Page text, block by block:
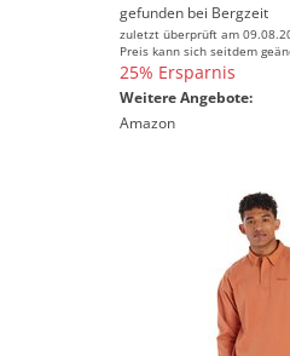
gefunden bei Bergzeit
zuletzt überprüft am
Preis kann sich seitdem
25% Ersparnis
Weitere Angebote:
Amazon